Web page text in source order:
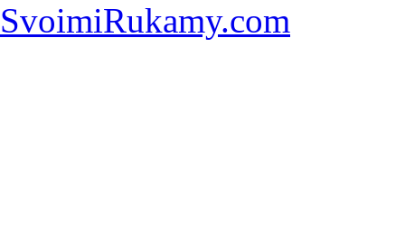
SvoimiRukamy.com